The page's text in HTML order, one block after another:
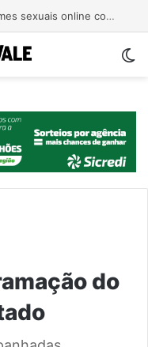
Trump assina novos decretos para restringir cidadania por nascimento nos EUA
do